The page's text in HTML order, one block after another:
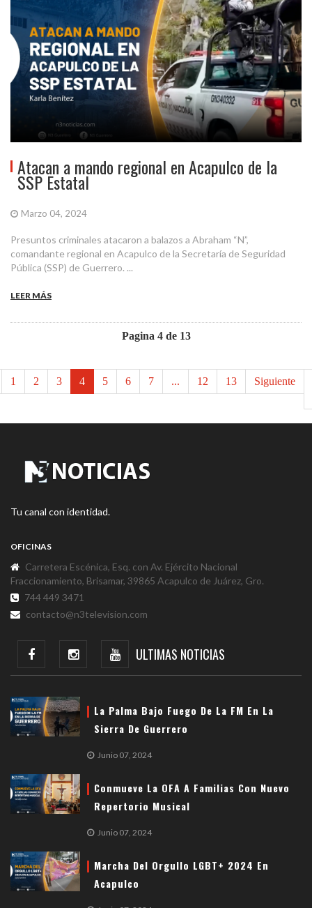
Atacan a mando regional en Acapulco de la
SSP Estatal
Marzo 04, 2024
Presuntos criminales atacaron a balazos a Abraham “N”,
comandante regional en Acapulco de la Secretaría de Seguridad
Pública (SSP) de Guerrero. ...
LEER MÁS
Pagina 4 de 13
1 2 3 4 5 6 7 ... 12 13 Siguiente
Tu canal con identidad.
OFICINAS
Carretera Escénica, Esq. con Av. Ejército Nacional
Fraccionamiento, Brisamar, 39865 Acapulco de Juárez, Gro.
744 449 3471
contacto@n3television.com
ULTIMAS NOTICIAS
La Palma Bajo Fuego De La FM En La
Sierra De Guerrero
Junio 07, 2024
Conmueve La OFA A Familias Con Nuevo
Repertorio Musical
Junio 07, 2024
Marcha Del Orgullo LGBT+ 2024 En
Acapulco